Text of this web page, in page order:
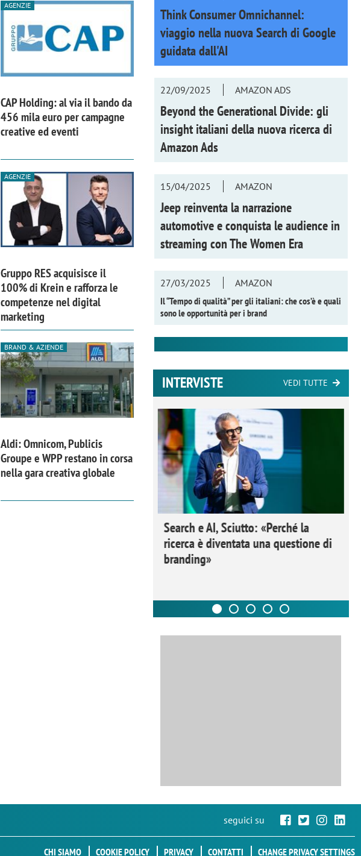
AGENZIE
CAP Holding: al via il bando da
456 mila euro per campagne
creative ed eventi
AGENZIE
Gruppo RES acquisisce il
100% di Krein e rafforza le
competenze nel digital
marketing
BRAND & AZIENDE
Aldi: Omnicom, Publicis
Groupe e WPP restano in corsa
nella gara creativa globale
Think Consumer Omnichannel:
viaggio nella nuova Search di Google
guidata dall'AI
22/09/2025 AMAZON ADS
Beyond the Generational Divide: gli
insight italiani della nuova ricerca di
Amazon Ads
15/04/2025 AMAZON
Jeep reinventa la narrazione
automotive e conquista le audience in
streaming conThe Women Era
27/03/2025
AMAZON
Il “Tempo di qualità” per gli italiani: che cos’è e quali
sono le opportunità per i brand
INTERVISTE VEDI TUTTE
Search e AI, Sciutto: «Perché la
ricerca è diventata una questione di
branding»
seguici su
CHI SIAMO COOKIE POLICY PRIVACY CONTATTI CHANGE PRIVACY SETTINGS